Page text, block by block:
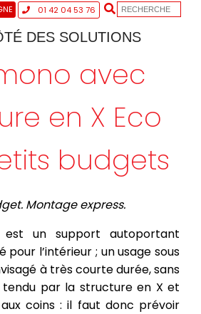
DES SOLUTIONS
01 42 04 53 76
avec
en X Eco
budgets
Montage express.
est un support autoportant
pour l’intérieur ; un usage sous
à très courte durée, sans
tendu par la structure en X et
coins : il faut donc prévoir